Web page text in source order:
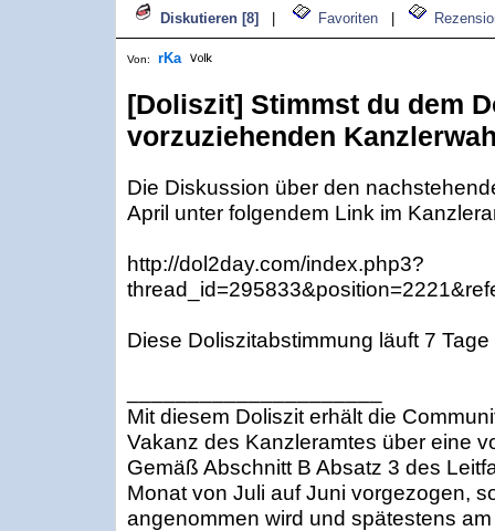
Diskutieren [8] Favoriten
Von: rKa
[Doliszit] Stimmst du dem
vorzuziehenden
Die Diskussion über den
April unter folgendem Link im
http://dol2day.com/index.php3?
Diese Doliszitabstimmung läuft 7
Mit diesem Doliszit erhält die
Vakanz des Kanzleramtes über eine
Gemäß Abschnitt B Absatz 3 des
Monat von Juli auf Juni vorgezogen,
angenommen wird und spätestens